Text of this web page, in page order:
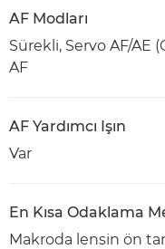
AF Modları
Sürekli, Servo AF/
AF
AF Yardımcı Işın
Var
En Kısa Odaklama
Makroda lensin ön